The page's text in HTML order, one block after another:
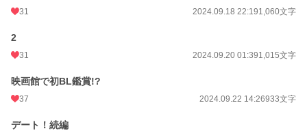
31 2024.09.18 22:191,060文字
2
31 2024.09.20 01:391,015文字
映画館で初BL鑑賞!?
37 2024.09.22 14:26933文字
デート！続編